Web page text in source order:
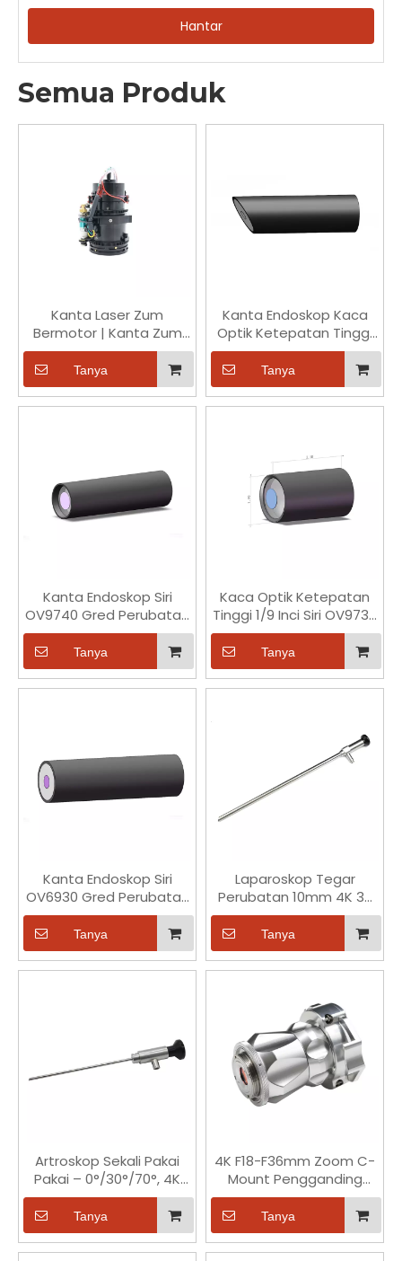
Hantar
Semua Produk
Kanta Laser Zum
Bermotor | Kanta Zum
Titik Boleh Laras untuk
Penglihatan &
Pengawasan Mesin
Tanya
Kanta Endoskop Kaca
Optik Ketepatan Tinggi
Siri 1/6 Inci untuk Cip
OV2740 Perubatan
Tanya
Kanta Endoskop Siri
OV9740 Gred Perubatan
1/7 Inci Ketepatan Tinggi
Tanya
Kaca Optik Ketepatan
Tinggi 1/9 Inci Siri OV9734
Kanta Endoskop untuk
Perubatan
Tanya
Kanta Endoskop Siri
OV6930 Gred Perubatan
1/11 Inci Ketepatan Tinggi
Tanya
Laparoskop Tegar
Perubatan 10mm 4K 30
Darjah
Tanya
Artroskop Sekali Pakai
Pakai – 0°/30°/70°, 4K
UHD, 158-175mm Panjang
Kerja
Tanya
4K F18-F36mm Zoom C-
Mount Pengganding
Endoskop Penyesuai
Pengganding Optik
Tanya